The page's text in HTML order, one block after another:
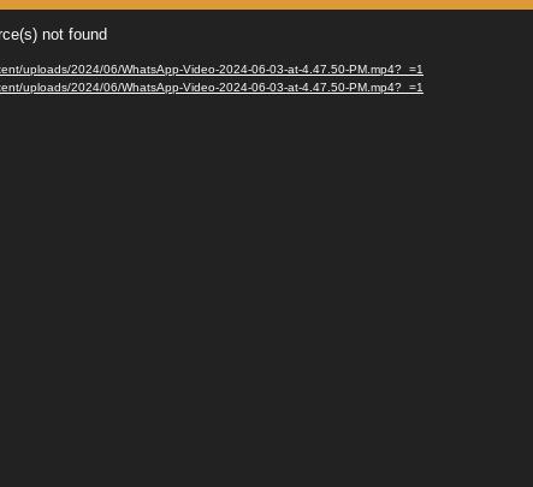
not found
uploads/2024/06/WhatsApp-Video-2024-06-03-at-4.47.50-PM.mp4?_=1
uploads/2024/06/WhatsApp-Video-2024-06-03-at-4.47.50-PM.mp4?_=1